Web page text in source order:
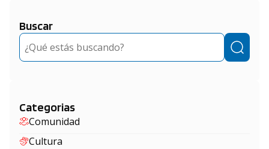
Buscar
Buscar
Categorias
Comunidad
Cultura